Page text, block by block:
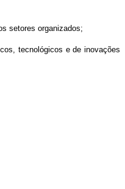
setores organizados;
tecnológicos e de inovações